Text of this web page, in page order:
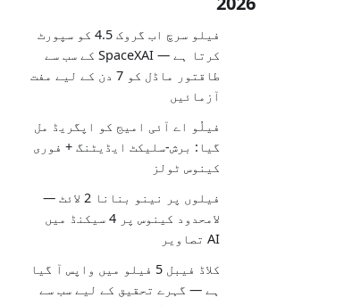
فیلو سرچ اب گروک 4.5 کو سپورٹ
کرتا ہے — SpaceXAI کے سب سے
طاقتور ماڈل کو 7 دن کے لیے مفت
آزمائیں
فیلُو اے آئی امیج کو اپگریڈ مل
گیا: برش-سلیکٹ ایڈیٹنگ + فوری
کینوس ٹولز
فیلوں پر نینو بنانا 2 لائٹ —
لامحدود کینوس پر 4 سیکنڈ میں
AI تصاویر
کلاڈ فیبل 5 فیلو میں واپس آ گیا
ہے — گہرے تحقیق کے لیے سب سے